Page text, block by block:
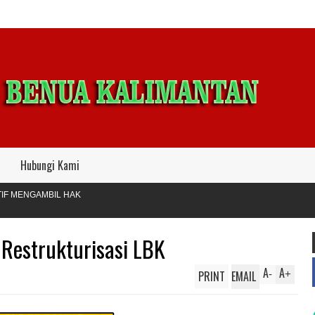
Hubungi Kami
HAK
LBK
A+
A-
PRINT EMAIL